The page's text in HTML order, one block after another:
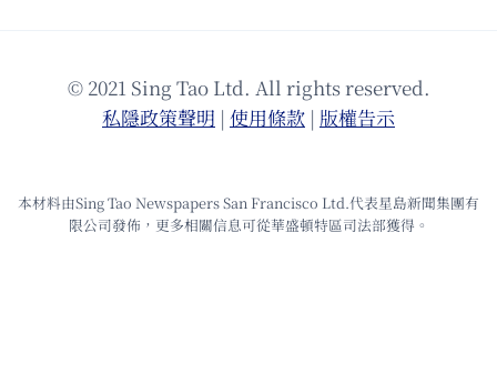
© 2021 Sing Tao Ltd. All rights reserved.
私隱政策聲明 | 使⽤條款 | 版權告⽰
本材料由Sing Tao Newspapers San Francisco Ltd.代表星島新聞集團有
限公司發佈，更多相關信息可從華盛頓特區司法部獲得。